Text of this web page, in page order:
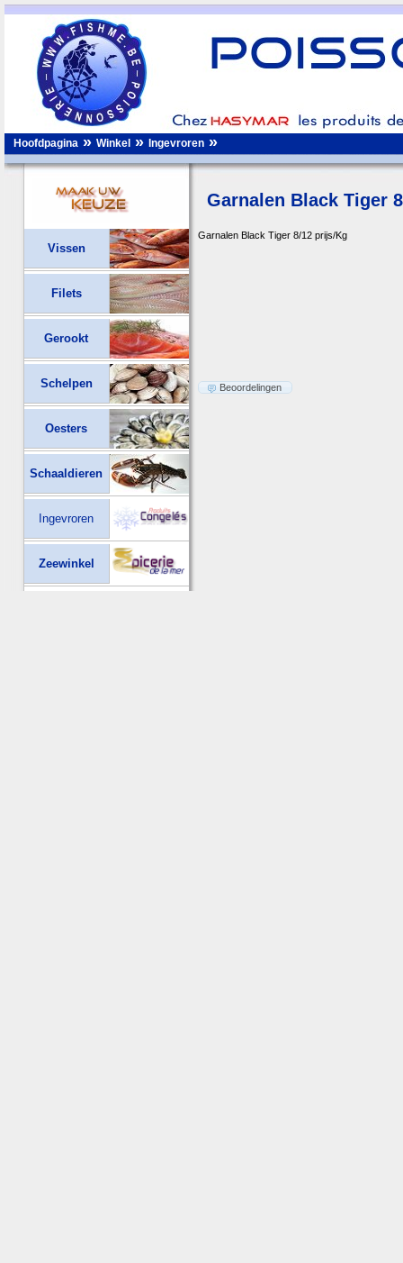
Hoofdpagina » Winkel » Ingevroren »
Garnalen Black Tiger
Garnalen Black Tiger 8/12 prijs/Kg
Beoordelingen
Vissen
Filets
Gerookt
Schelpen
Oesters
Schaaldieren
Ingevroren
Zeewinkel